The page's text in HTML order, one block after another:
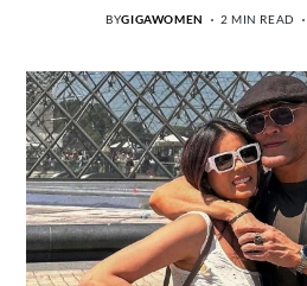
BYGIGAWOMEN 2 MIN READ